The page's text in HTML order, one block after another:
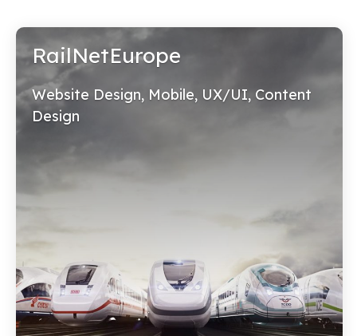
RailNetEurope
Website Design, Mobile, UX/UI, Content
Design